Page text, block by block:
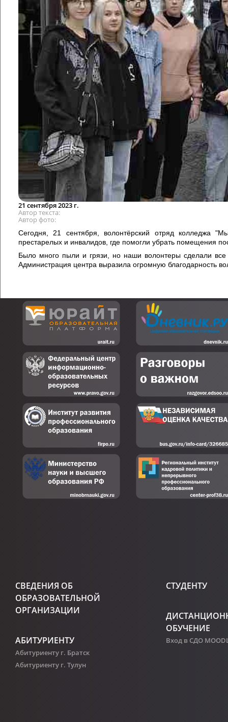
21 сентября 2023 г.
Автор текста
Автор фото
Сегодня, 21 сентября, волонтёрский отряд колледжа
престарелых и инвалидов, где помогли убрать помещения
Было много пыли и грязи, но наши волонтеры сделали
Администрация центра выразила огромную благодарность
СВЕДЕНИЯ ОБ
ОБРАЗОВАТЕЛЬНОЙ
ОРГАНИЗАЦИИ
АБИТУРИЕНТУ
Абитуриенту г. Братск
Абитуриенту г. Тулун
СТУДЕНТУ
ОБУЧЕНИЕ
Вход в СДО